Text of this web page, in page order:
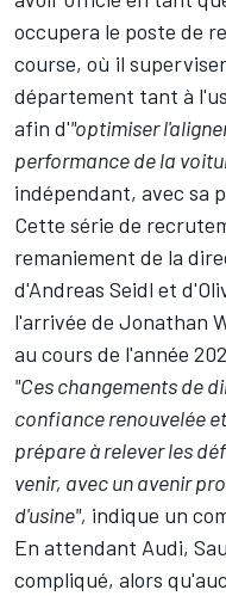
occupera le poste de
course, où il
département tant à
afin d'"optimiser
performance de la
indépendant, avec sa
Cette série de
remaniement de la
d'Andreas Seidl et
l'arrivée de Jonathan
au cours de l'année
"Ces changements de
confiance renouvelée
prépare à relever les
venir, avec un avenir
d'usine", indique un
En attendant Audi,
compliqué, alors